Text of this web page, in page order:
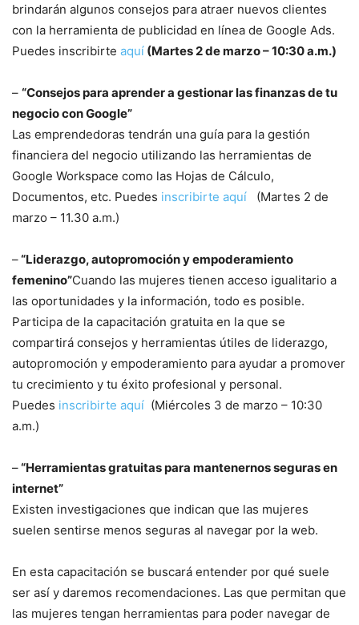
brindarán algunos consejos para atraer nuevos clientes
con la herramienta de publicidad en línea de Google Ads.
Puedes inscribirte aquí (Martes 2 de marzo – 10:30 a.m.)
– “Consejos para aprender a gestionar las finanzas de tu
negocio con Google”
Las emprendedoras tendrán una guía para la gestión
financiera del negocio utilizando las herramientas de
Google Workspace como las Hojas de Cálculo,
Documentos, etc. Puedes inscribirte aquí
(Martes 2 de
marzo – 11.30 a.m.)
–“Liderazgo, autopromoción y empoderamiento
femenino”Cuando las mujeres tienen acceso igualitario a
las oportunidades y la información, todo es posible.
Participa de la capacitación gratuita en la que se
compartirá consejos y herramientas útiles de liderazgo,
autopromoción y empoderamiento para ayudar a promover
tu crecimiento y tu éxito profesional y personal.
Puedes inscribirte aquí (Miércoles 3 de marzo – 10:30
a.m.)
–“Herramientas gratuitas para mantenernos seguras en
internet”
Existen investigaciones que indican que las mujeres
suelen sentirse menos seguras al navegar por la web.
En esta capacitación se buscará entender por qué suele
ser así y daremos recomendaciones. Las que permitan que
las mujeres tengan herramientas para poder navegar de